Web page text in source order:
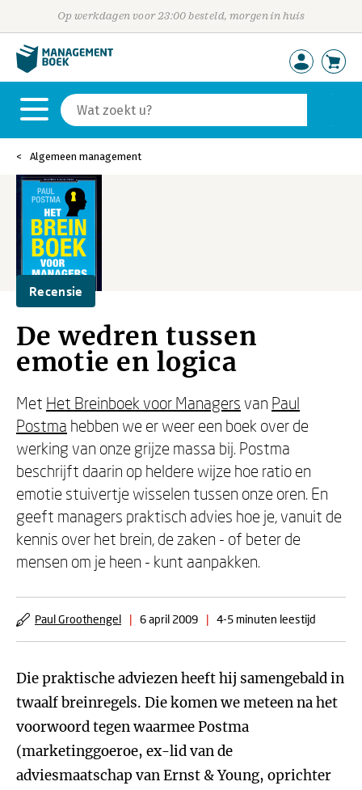
Op werkdagen voor 23:00 besteld, morgen in huis
Algemeen management
Recensie
De wedren tussen
emotie en logica
Met Het Breinboek voor Managers van Paul
Postma hebben we er weer een boek over de
werking van onze grijze massa bij. Postma
beschrijft daarin op heldere wijze hoe ratio en
emotie stuivertje wisselen tussen onze oren. En
geeft managers praktisch advies hoe je, vanuit de
kennis over het brein, de zaken - of beter de
mensen om je heen - kunt aanpakken.
Paul Groothengel | 6 april 2009 | 4-5 minuten leestijd
Die praktische adviezen heeft hij samengebald in
twaalf breinregels. Die komen we meteen na het
voorwoord tegen waarmee Postma
(marketinggoeroe, ex-lid van de
adviesmaatschap van Ernst & Young, oprichter